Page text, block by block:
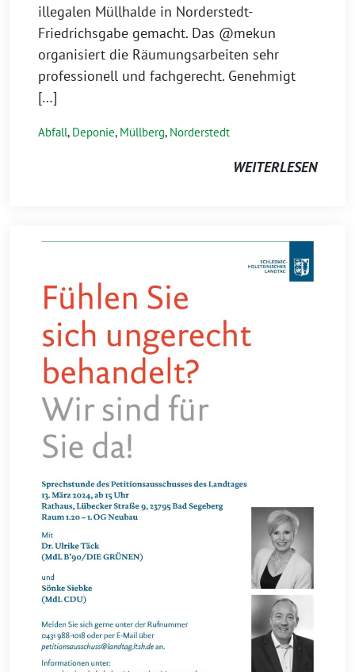
illegalen Müllhalde in Norderstedt-
Friedrichsgabe gemacht. Das @mekun
organisiert die Räumungsarbeiten sehr
professionell und fachgerecht. Genehmigt
[…]
Abfall, Deponie, Müllberg, Norderstedt
WEITERLESEN